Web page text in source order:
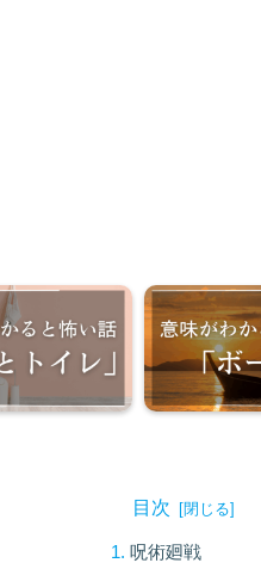
目次
呪術廻戦